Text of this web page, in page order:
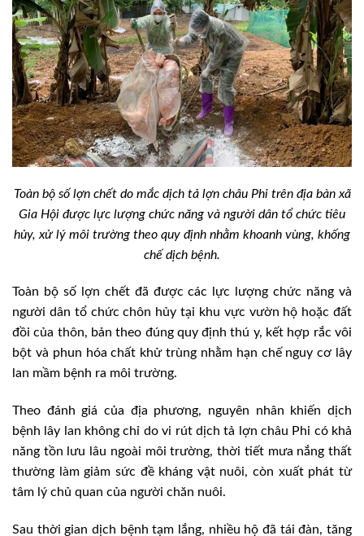
Toàn bộ số lợn chết do mắc dịch tả lợn châu Phi trên địa bàn xã
Gia Hội được lực lượng chức năng và người dân tổ chức tiêu
hủy, xử lý môi trường theo quy định nhằm khoanh vùng, khống
chế dịch bệnh.
Toàn bộ số lợn chết đã được các lực lượng chức năng và
người dân tổ chức chôn hủy tại khu vực vườn hộ hoặc đất
đồi của thôn, bản theo đúng quy định thú y, kết hợp rắc vôi
bột và phun hóa chất khử trùng nhằm hạn chế nguy cơ lây
lan mầm bệnh ra môi trường.
Theo đánh giá của địa phương, nguyên nhân khiến dịch
bệnh lây lan không chỉ do vi rút dịch tả lợn châu Phi có khả
năng tồn lưu lâu ngoài môi trường, thời tiết mưa nắng thất
thường làm giảm sức đề kháng vật nuôi, còn xuất phát từ
tâm lý chủ quan của người chăn nuôi.
Sau thời gian dịch bệnh tạm lắng, nhiều hộ đã tái đàn, tăng